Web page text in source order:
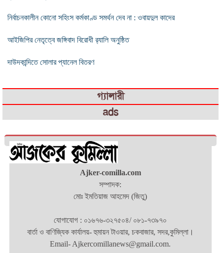
নির্বাচনকালীন কোনো সহিংস কর্মকাণ্ড সমর্থন দেব না : ওবায়দুল কাদের
আইজিপির নেতৃত্বে জঙ্গিবাদ বিরোধী র‌্যালি অনুষ্ঠিত
দাউদকান্দিতে সোলার প্যানেল বিতরণ
গ্যালারী
ads
Ajker-comilla.com
সম্পাদক:
মোঃ ইমতিয়াজ আহমেদ (জিতু)
যোগাযোগ : ০১৬৭৬-৩২৭৫০৪/ ০৮১-৭৩৯৭০
বার্তা ও বাণিজ্যিক কার্যালয়- হুমায়ন টাওয়ার, চকবাজার, সদর,কুমিল্লা।
Email- Ajkercomillanews@gmail.com.